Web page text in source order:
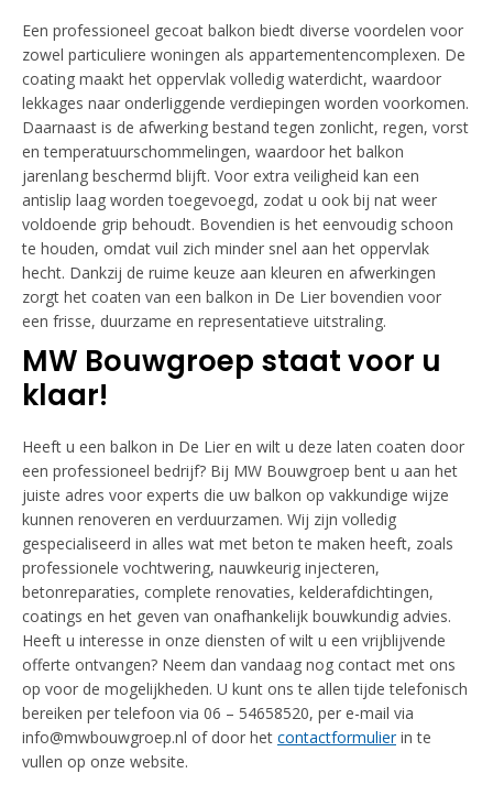
Een professioneel gecoat balkon biedt diverse voordelen voor
zowel particuliere woningen als appartementencomplexen. De
coating maakt het oppervlak volledig waterdicht, waardoor
lekkages naar onderliggende verdiepingen worden voorkomen.
Daarnaast is de afwerking bestand tegen zonlicht, regen, vorst
en temperatuurschommelingen, waardoor het balkon
jarenlang beschermd blijft. Voor extra veiligheid kan een
antislip laag worden toegevoegd, zodat u ook bij nat weer
voldoende grip behoudt. Bovendien is het eenvoudig schoon
te houden, omdat vuil zich minder snel aan het oppervlak
hecht. Dankzij de ruime keuze aan kleuren en afwerkingen
zorgt het coaten van een balkon in De Lier bovendien voor
een frisse, duurzame en representatieve uitstraling.
MW Bouwgroep staat voor u
klaar!
Heeft u een balkon in De Lier en wilt u deze laten coaten door
een professioneel bedrijf? Bij MW Bouwgroep bent u aan het
juiste adres voor experts die uw balkon op vakkundige wijze
kunnen renoveren en verduurzamen. Wij zijn volledig
gespecialiseerd in alles wat met beton te maken heeft, zoals
professionele vochtwering, nauwkeurig injecteren,
betonreparaties, complete renovaties, kelderafdichtingen,
coatings en het geven van onafhankelijk bouwkundig advies.
Heeft u interesse in onze diensten of wilt u een vrijblijvende
offerte ontvangen? Neem dan vandaag nog contact met ons
op voor de mogelijkheden. U kunt ons te allen tijde telefonisch
bereiken per telefoon via 06 – 54658520, per e-mail via
info@mwbouwgroep.nl of door het contactformulierin te
vullen op onze website.